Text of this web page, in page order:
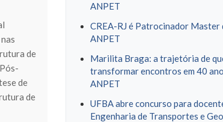
de
de
de
ANPET
CREA-RJ é Patrocinador Master
ANPET
Marilita Braga: a trajetória de
transformar encontros em 40
ANPET
UFBA abre concurso para
Engenharia de Transportes e